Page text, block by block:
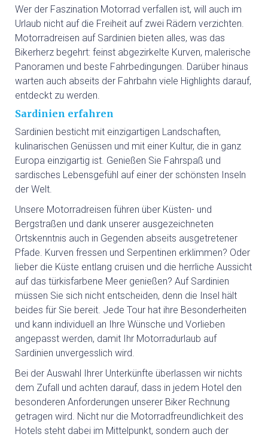
GOLFREISEN SARDINIEN
GOLFREISEN WELTWEIT
RUNDREISEN
MIETWAGEN RUNDREISE
GRUPPENREISEN
BED & BREAKFAST
SARDINIEN INDIVIDUELL
AKTIV
WANDERN
RADFAHREN
FEWO
EVENTS
Wer der Faszination Motorrad verfallen ist, will auch im
Urlaub nicht auf die Freiheit auf zwei Rädern verzichten.
Motorradreisen auf Sardinien bieten alles, was das
Bikerherz begehrt: feinst abgezirkelte Kurven, malerische
Panoramen und beste Fahrbedingungen. Darüber hinaus
warten auch abseits der Fahrbahn viele Highlights darauf,
entdeckt zu werden.
Sardinien erfahren
Sardinien besticht mit einzigartigen Landschaften,
kulinarischen Genüssen und mit einer Kultur, die in ganz
Europa einzigartig ist. Genießen Sie Fahrspaß und
sardisches Lebensgefühl auf einer der schönsten Inseln
der Welt.
Unsere Motorradreisen führen über Küsten- und
Bergstraßen und dank unserer ausgezeichneten
Ortskenntnis auch in Gegenden abseits ausgetretener
Pfade. Kurven fressen und Serpentinen erklimmen? Oder
lieber die Küste entlang cruisen und die herrliche Aussicht
auf das türkisfarbene Meer genießen? Auf Sardinien
müssen Sie sich nicht entscheiden, denn die Insel hält
beides für Sie bereit. Jede Tour hat ihre Besonderheiten
und kann individuell an Ihre Wünsche und Vorlieben
angepasst werden, damit Ihr Motorradurlaub auf
Sardinien unvergesslich wird.
Bei der Auswahl Ihrer Unterkünfte überlassen wir nichts
dem Zufall und achten darauf, dass in jedem Hotel den
besonderen Anforderungen unserer Biker Rechnung
getragen wird. Nicht nur die Motorradfreundlichkeit des
Hotels steht dabei im Mittelpunkt, sondern auch der